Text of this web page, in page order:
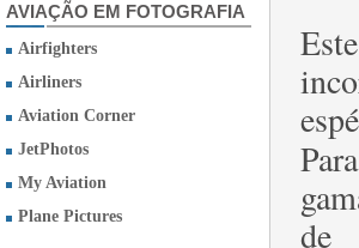
AVIAÇÃO EM FOTOGRAFIA
Airfighters
Airliners
Aviation Corner
JetPhotos
My Aviation
Plane Pictures